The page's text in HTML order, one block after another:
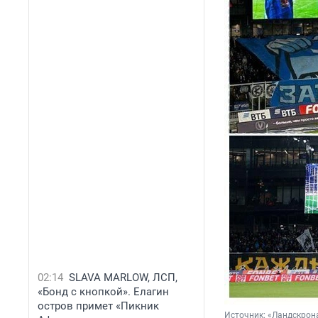
02:14 SLAVA MARLOW, ЛСП,
«Бонд с кнопкой». Елагин
остров примет «Пикник
Источник: